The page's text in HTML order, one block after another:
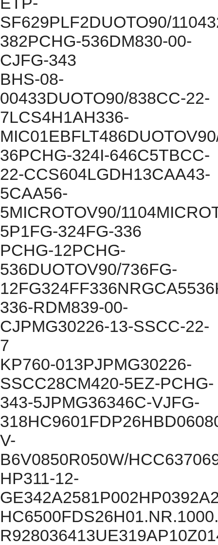
SF629PLF2DUOTO90/
382PCHG-536DM830-00-
CJFG-343
BHS-08-
00433DUOTO90/838CC-22-
7LCS4H1AH336-
36PCHG-324I-646C5TBCC-
22-CCS604LGDH13CAA43-
5CAA56-
5MICROTOV90/
5P1FG-324FG-336
PCHG-12PCHG-
536DUOTOV90/736FG-
336-RDM839-00-
CJPMG30226-13-SSCC-22-
7
KP760-013PJPMG30226-
SSCC28CM420-5EZ-PCHG-
343-5JPMG36346C-VJFG-
V-
B6V0850R050W/
HP311-12-